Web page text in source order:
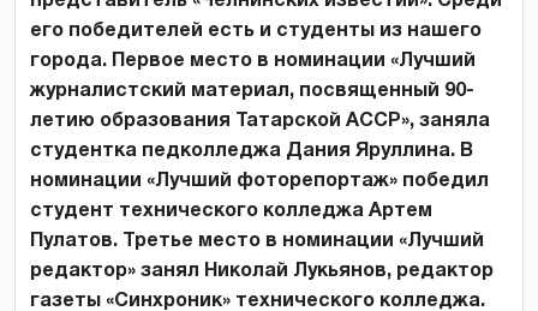
его победителей есть и студенты из нашего
города. Первое место в номинации «Лучший
журналистский материал, посвященный 90-
летию образования Татарской АССР», заняла
студентка педколледжа Дания Яруллина. В
номинации «Лучший фоторепортаж» победил
студент технического колледжа Артем
Пулатов. Третье место в номинации «Лучший
редактор» занял Николай Лукьянов, редактор
газеты «Синхроник» технического колледжа.